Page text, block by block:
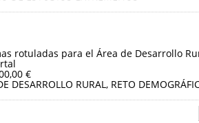
rotuladas para el Área de Desarrollo
€
DESARROLLO RURAL, RETO